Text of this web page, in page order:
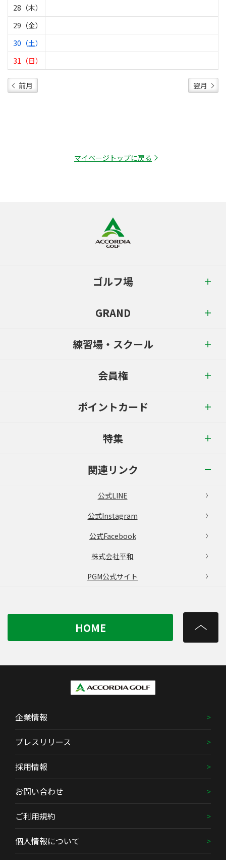
28（木）
29（金）
30（土）
31（日）
前月 翌月
マイページトップに戻る
ゴルフ場
GRAND
練習場・スクール
会員権
ポイントカード
特集
関連リンク
公式LINE
公式Instagram
公式Facebook
株式会社平和
PGM公式サイト
HOME
企業情報
プレスリリース
採用情報
お問い合わせ
ご利用規約
個人情報について